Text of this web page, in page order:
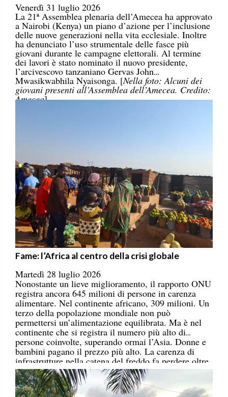
Venerdì 31 luglio 2026
La 21ª Assemblea plenaria dell’Amecea ha approvato
a Nairobi (Kenya) un piano d’azione per l’inclusione
delle nuove generazioni nella vita ecclesiale. Inoltre
ha denunciato l’uso strumentale delle fasce più
giovani durante le campagne elettorali. Al termine
dei lavori è stato nominato il nuovo presidente,
l’arcivescovo tanzaniano Gervas John
Mwasikwabhila Nyaisonga. [Nella foto: Alcuni dei
giovani presenti all’Assemblea dell’Amecea. Credito:
Amecea]
Fame: l’Africa al centro della crisi globale
Martedì 28 luglio 2026
Nonostante un lieve miglioramento, il rapporto ONU
registra ancora 645 milioni di persone in carenza
alimentare. Nel continente africano, 309 milioni. Un
terzo della popolazione mondiale non può
permettersi un’alimentazione equilibrata. Ma è nel
continente che si registra il numero più alto di
persone coinvolte, superando ormai l’Asia. Donne e
bambini pagano il prezzo più alto. La carenza di
infrastrutture nella catena del freddo fa perdere oltre
un terzo della produzione di frutta, verdura, pesce e
latticini.